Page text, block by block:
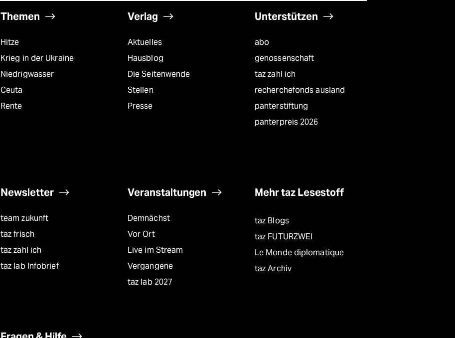
Themen
Hitze
Krieg in der Ukraine
Niedrigwasser
Ceuta
Rente
Verlag
Aktuelles
Hausblog
Die Seitenwende
Stellen
Presse
Unterstützen
abo
genossenschaft
taz zahl ich
recherchefonds ausland
panterstiftung
panterpreis 2026
Newsletter
team zukunft
taz frisch
taz zahl ich
taz lab Infobrief
Veranstaltungen
Demnächst
Vor Ort
Live im Stream
Vergangene
taz lab 2027
Mehr taz Lesestoff
taz Blogs
taz FUTURZWEI
Le Monde diplomatique
taz Archiv